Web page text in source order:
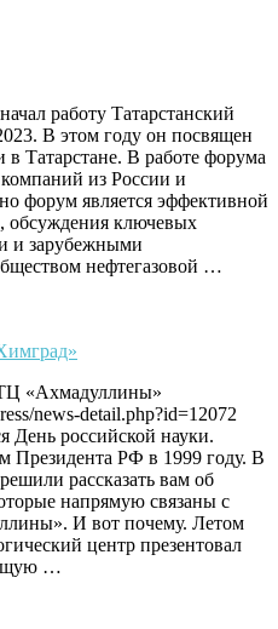
работу Татарстанский
В этом году он посвящен
Татарстане. В работе форума
из России и
форум является эффективной
обсуждения ключевых
и зарубежными
нефтегазовой …
«Ахмадуллины»
news-detail.php?id=12072
День российской науки.
Президента РФ в 1999 году. В
рассказать вам об
напрямую связаны с
И вот почему. Летом
центр презентовал
…